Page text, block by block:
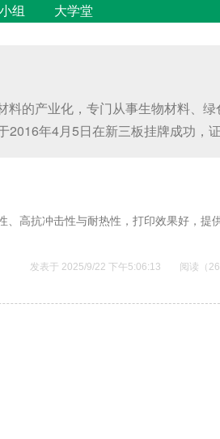
小组 大学堂
的产业化，专门从事生物材料、
年4月5日在新三板挂牌成功，
、高抗冲击性与耐热性，打印效果好，提
发表于 2025/9/22 下午5:06:13 阅读（